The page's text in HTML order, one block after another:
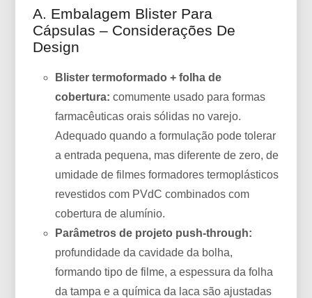
A. Embalagem Blister Para
Cápsulas – Considerações De
Design
Blister termoformado + folha de
cobertura: comumente usado para formas
farmacêuticas orais sólidas no varejo.
Adequado quando a formulação pode tolerar
a entrada pequena, mas diferente de zero, de
umidade de filmes formadores termoplásticos
revestidos com PVdC combinados com
cobertura de alumínio.
Parâmetros de projeto push-through:
profundidade da cavidade da bolha,
formando tipo de filme, a espessura da folha
da tampa e a química da laca são ajustadas